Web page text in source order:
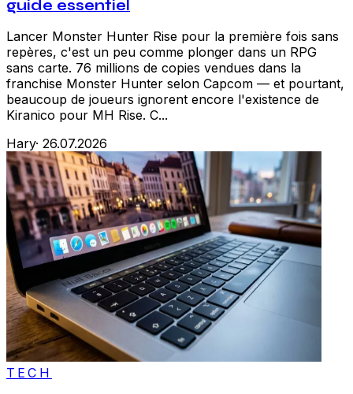
guide essentiel
Lancer Monster Hunter Rise pour la première fois sans
repères, c'est un peu comme plonger dans un RPG
sans carte. 76 millions de copies vendues dans la
franchise Monster Hunter selon Capcom — et pourtant,
beaucoup de joueurs ignorent encore l'existence de
Kiranico pour MH Rise. C...
Hary· 26.07.2026
TECH